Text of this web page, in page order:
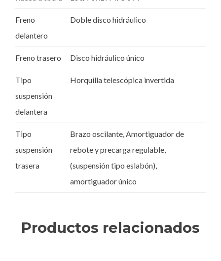
Freno
delantero
Doble disco hidráulico
Freno trasero Disco hidráulico único
Tipo
suspensión
delantera
Horquilla telescópica invertida
Tipo
suspensión
trasera
Brazo oscilante, Amortiguador de
rebote y precarga regulable,
(suspensión tipo eslabón),
amortiguador único
Productos relacionados